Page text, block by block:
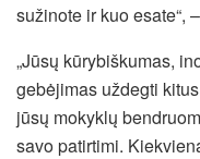
sužinote ir kuo esate“,
„Jūsų kūrybiškumas,
gebėjimas uždegti
jūsų mokyklų
savo patirtimi.